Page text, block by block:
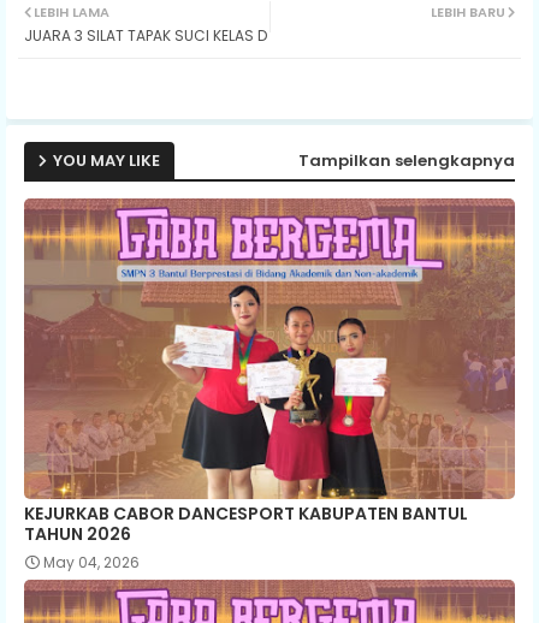
ter
LEBIH BARU
LEBIH LAMA
JUARA 3 SILAT TAPAK SUCI KELAS D
YOU MAY LIKE Tampilkan selengkapnya
KEJURKAB CABOR DANCESPORT KABUPATEN BANTUL
TAHUN 2026
May 04, 2026